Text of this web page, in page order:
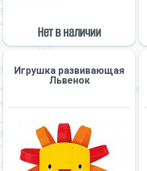
Нет в наличии
Игрушка развивающая
Львенок